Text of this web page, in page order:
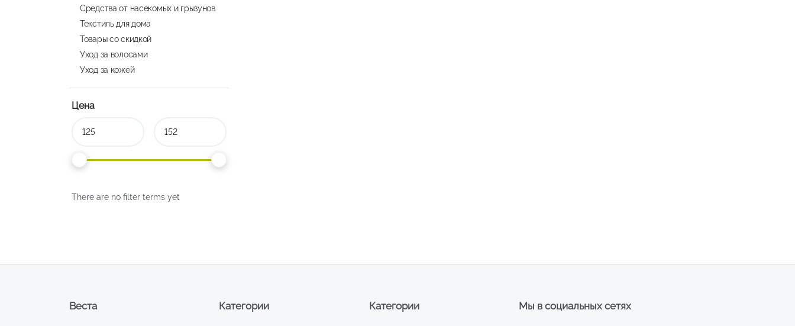
Средства от насекомых и грызунов
Текстиль для дома
Товары со скидкой
Уход за волосами
Уход за кожей
Цена
There are no filter terms yet
Мы в социальных сетях
Категории Категории
Веста